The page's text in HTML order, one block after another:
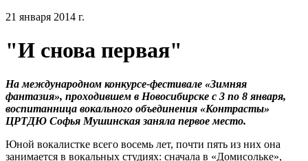
21 января 2014 г.
"И снова первая"
На международном конкурсе-фестивале «Зимняя
фантазия», проходившем в Новосибирске с 3 по 8 января,
воспитанница вокального объединения «Контрасты»
ЦРТДЮ Софья Мушинская заняла первое место.
Юной вокалистке всего восемь лет, почти пять из них она
занимается в вокальных студиях: сначала в «Домисольке»,